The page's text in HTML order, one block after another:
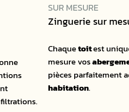
SUR MESURE
Zinguerie sur
Chaquetoitest
mesure vos
pièces parfaitement
habitation.